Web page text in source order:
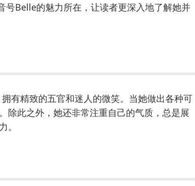
Belle的魅力所在，让读者更深入地了解她并
有精致的五官和迷人的微笑。当她做出各种可
除此之外，她还非常注重自己的气质，总是展
。